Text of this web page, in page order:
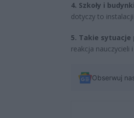
4. Szkoły i
dotyczy to
5. Takie sytuacje
reakcja nauczycieli
Obserwuj